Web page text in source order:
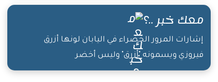
معك خبر ..؟
إشارات المرور الخضراء في اليابان لونها أزرق
فيروزي ويسمونه "أزرق" وليس أخضر